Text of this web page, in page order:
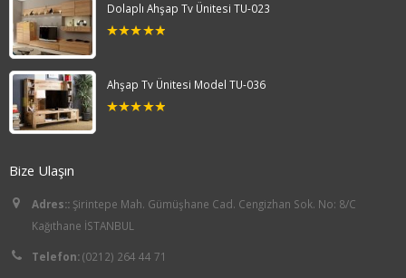
Dolaplı Ahşap Tv Ünitesi TU-023
Ahşap Tv Ünitesi Model TU-036
Bize Ulaşın
Adres:: Şirintepe Mah. Gümüşhane Cad. Cengizhan Sok. No: 8/C
Kağıthane İSTANBUL
Telefon:(0212) 264 44 71